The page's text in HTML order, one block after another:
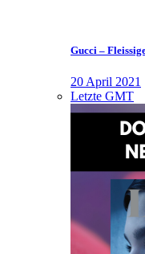
Gucci –
20 April 2021
Letzte GMT